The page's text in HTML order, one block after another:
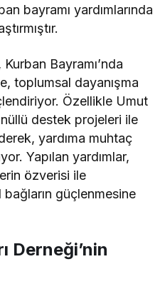
bayramı yardımlarında
Bayramı’nda
toplumsal dayanışma
Özellikle Umut
destek projeleri ile
yardıma muhtaç
Yapılan yardımlar,
özverisi ile
güçlenmesine
Derneği’nin